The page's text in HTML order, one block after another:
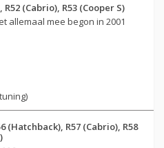
(Cabrio), R53 (Cooper S)
allemaal mee begon in 2001
(Hatchback), R57 (Cabrio), R58